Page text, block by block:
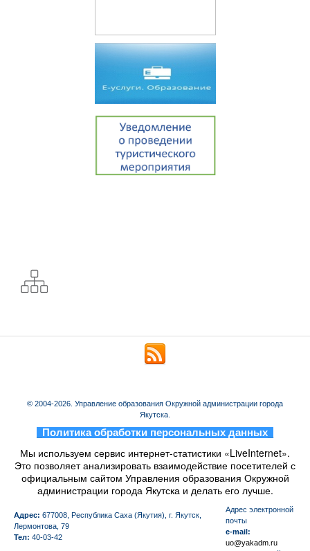
© 2004-2026. Управление образования Окружной администрации города
Якутска.
Политика обработки персональных данных
Мы используем сервис интернет-статистики «LiveInternet».
Это позволяет анализировать взаимодействие посетителей с
официальным сайтом Управления образования Окружной
администрации города Якутска и делать его лучше.
Адрес: 677008, Республика Саха (Якутия), г. Якутск,
Лермонтова, 79
Тел: 40-03-42
Aдрес электронной
почты
e-mail:
uo@yakadm.ru